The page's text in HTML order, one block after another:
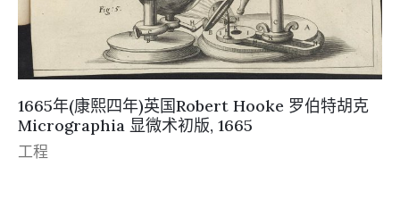
1665年(康熙四年)英国Robert Hooke 罗伯特胡克
Micrographia 显微术初版, 1665
工程